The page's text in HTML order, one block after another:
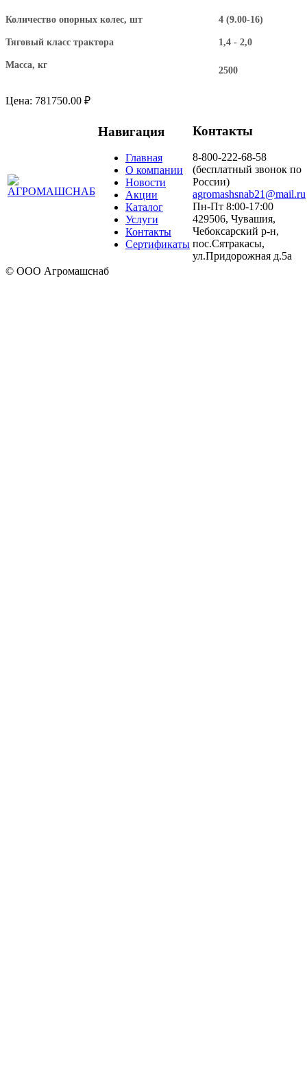
Количество опорных колес, шт 4 (9.00-16)
Тяговый класс трактора 1,4 - 2,0
Масса, кг
2500
Цена: 781750.00 ₽
Навигация
Главная
О компании
Новости
Акции
Каталог
Услуги
Контакты
Сертификаты
Контакты
8-800-222-68-58
(бесплатный звонок по
России)
agromashsnab21@mail.ru
Пн-Пт 8:00-17:00
429506, Чувашия,
Чебоксарский р-н,
пос.Сятракасы,
ул.Придорожная д.5а
© ООО Агромашснаб